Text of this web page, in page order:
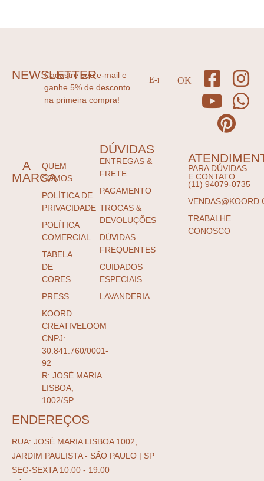
NEWSLETTER
Cadastre seu e-mail e
ganhe 5% de desconto
na primeira compra!
A
MARCA
QUEM
SOMOS
POLÍTICA DE
PRIVACIDADE
POLÍTICA
COMERCIAL
TABELA
DE
CORES
PRESS
KOORD
CREATIVELOOM
CNPJ:
30.841.760/0001-
92
R: JOSÉ MARIA
LISBOA,
1002/SP.
DÚVIDAS
ENTREGAS &
FRETE
PAGAMENTO
TROCAS &
DEVOLUÇÕES
DÚVIDAS
FREQUENTES
CUIDADOS
ESPECIAIS
LAVANDERIA
PARA DÚVIDAS
E CONTATO
(11) 94079-0735
TRABALHE
CONOSCO
ENDEREÇOS
RUA: JOSÉ MARIA LISBOA 1002,
JARDIM PAULISTA - SÃO PAULO | SP
SEG-SEXTA 10:00 - 19:00